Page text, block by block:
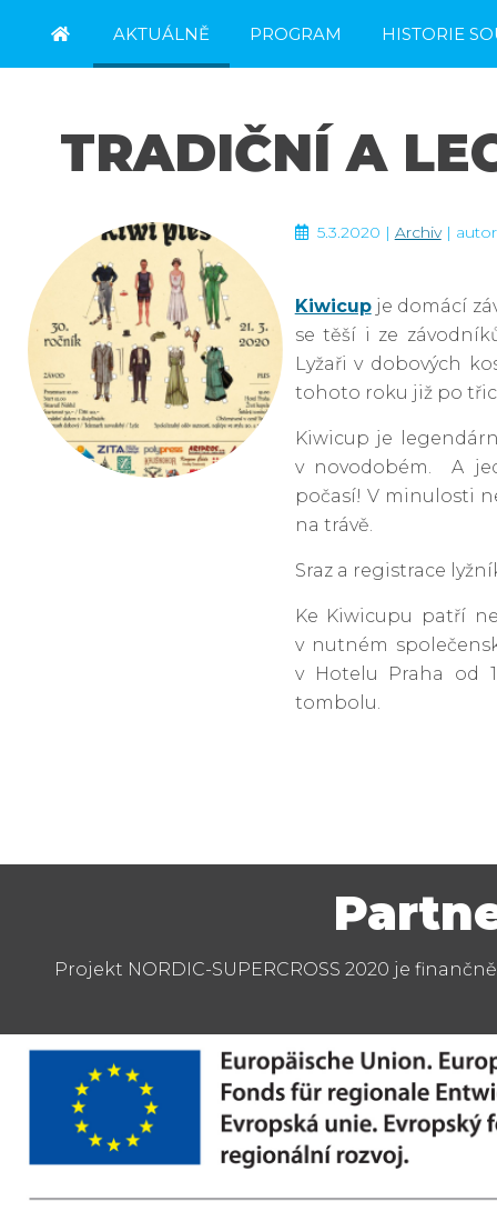
AKTUÁLNĚ PROGRAM HISTORIE
TRADIČNÍ A
5.3.2020 | Archiv|
Kiwicupje domácí
se těší i ze
Lyžaři v dobových
tohoto roku již po
Kiwicup je
v novodobém. A
počasí! V minulosti
na trávě.
Sraz a registrace
Ke Kiwicupu patří
v nutném
v Hotelu Praha od
tombolu.
Projekt NORDIC-SUPERCROSS 2020 je